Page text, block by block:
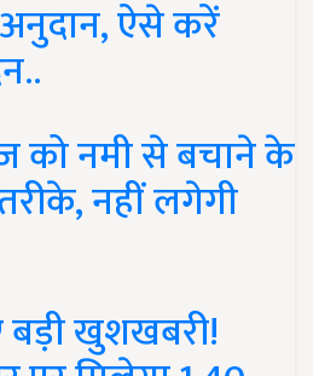
ऐसे करें
को नमी से बचाने के
नहीं लगेगी
बड़ी खुशखबरी!